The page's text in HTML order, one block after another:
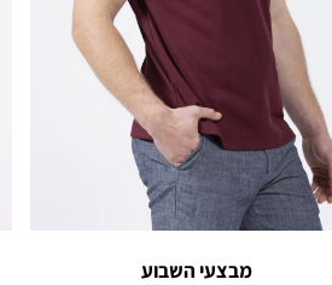
מבצעי השבוע